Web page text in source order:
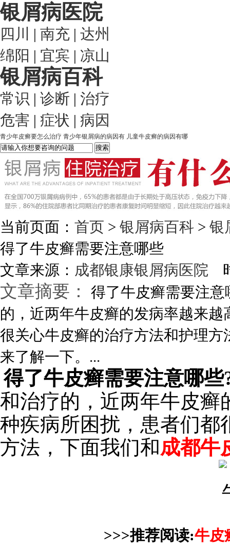
银屑病医院
四川 | 南充 | 达州
绵阳 | 宜宾 | 凉山
银屑病百科
常识 | 诊断 | 治疗
危害 | 症状 | 病因
青少年皮癣要怎么治疗 青少年银屑病的病因有 儿童牛皮癣的病因有哪
当前页面： 首页 > 银屑病百科 > 银
得了牛皮癣需要注意哪些
文章来源： 成都银康银屑病医院
文章摘要：
得了牛皮癣需要注
的，近两年牛皮癣的发病率越来
很关心牛皮癣的治疗方法和护理
来了解一下。...
得了牛皮癣需要注意哪些
和治疗的，近两年牛皮癣
种疾病所困扰，患者们都
方法，下面我们和成都牛
>>>推荐阅读:牛皮